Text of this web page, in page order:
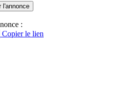
l'annonce
:
Copier le lien